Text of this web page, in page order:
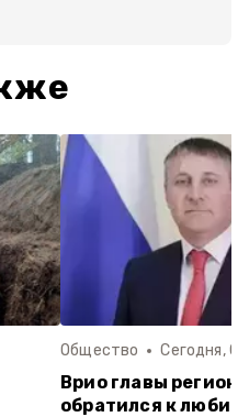
Общество Сегодня,
Врио главы региона
обратился к